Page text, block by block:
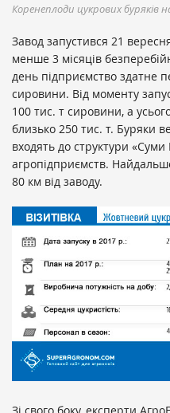
Коренеплоди цукрових буряків
Завод запустився 21
менше 3 місяців
день підприємство здатне
сировини. Від моменту
100 тис. т сировини, а
близько 250 тис. т. Буряки
входять до структури «Суми
агропідприємств.
80 км від заводу.
Зі свого боку, експерти